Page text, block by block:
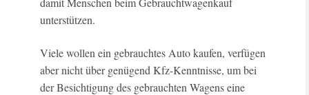
unterstützen.
Viele wollen ein gebrauchtes Auto kaufen, verfügen
aber nicht über genügend Kfz-Kenntnisse, um bei
der Besichtigung des gebrauchten Wagens eine